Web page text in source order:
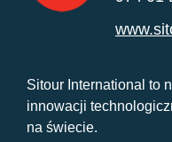
Sitour International to
innowacji
na świecie.